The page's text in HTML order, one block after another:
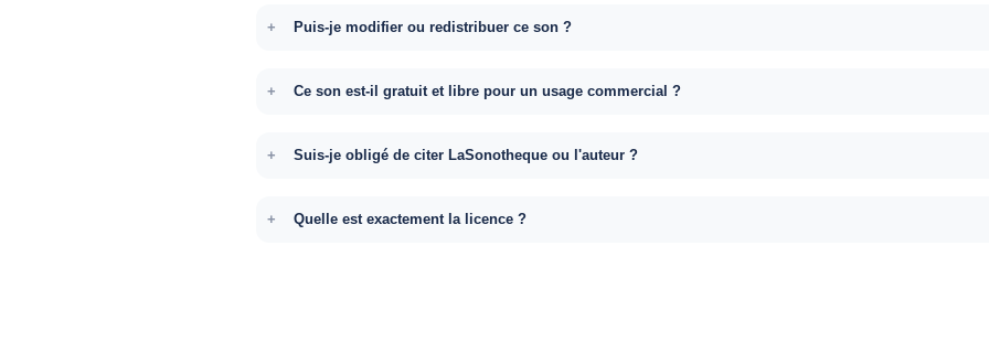
Puis-je modifier ou redistribuer ce son ?
Ce son est-il gratuit et libre pour un usage commercial ?
Suis-je obligé de citer LaSonotheque ou l'auteur ?
Quelle est exactement la licence ?